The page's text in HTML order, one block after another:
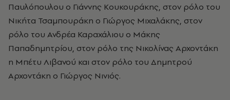
Παυλόπουλου ο Γιάννης Κουκουράκης, στον ρόλο του
Νικήτα Τσαμπουράκη ο Γιώργος Μιχαλάκης, στον
ρόλο του Ανδρέα Καραχάλιου ο Μάκης
Παπαδημητρίου, στον ρόλο της Νικολίνας Αρχοντάκη
η Μπέτυ Λιβανού και στον ρόλο του Δημητρού
Αρχοντάκη ο Γιώργος Νινιός.